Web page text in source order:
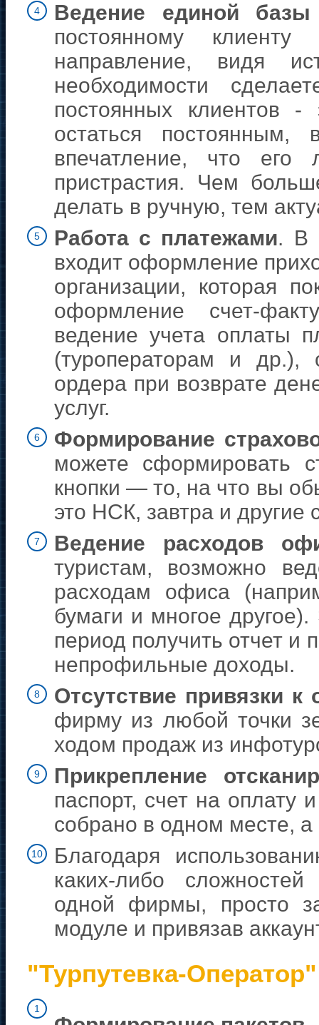
4
Ведение единой базы
постоянному
направление, видя
необходимости
постоянных клиентов -
остаться
впечатление, что
пристрастия. Чем
делать в ручную, тем
5 Работа с платежами. В
входит оформление
организации, которая
оформление счет-
ведение учета оплаты
(туроператорам и др.),
ордера при возврате
услуг.
6
Формирование
можете сформировать
кнопки — то, на что вы
это НСК, завтра и другие
7
Ведение расходов
туристам, возможно
расходам офиса
бумаги и многое
период получить отчет
непрофильные доходы.
8
Отсутствие привязки к
фирму из любой точки
ходом продаж из
9
Прикрепление
паспорт, счет на оплату
собрано в одном месте,
10
Благодаря
каких-либо
одной фирмы, просто
модуле и привязав
"Турпутевка-Оператор"
1